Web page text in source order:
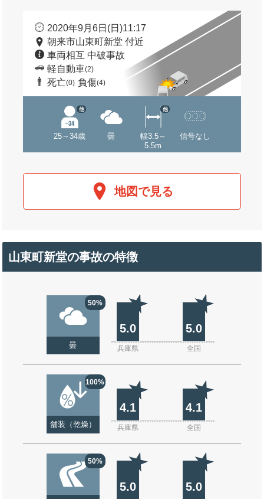
2020年9月6日(日)11:17
朝来市山東町新堂 付近
車両相互 中破事故
軽自動車(2)
死亡(0) 負傷(4)
25～34歳
他
曇
幅3.5～
5.5m
他
信号なし
地図で見る
山東町新堂の事故の特徴
50%
曇
5.0 5.0
兵庫県 全国
100%
舗装（乾燥）
4.1 4.1
兵庫県 全国
50%
5.0 5.0